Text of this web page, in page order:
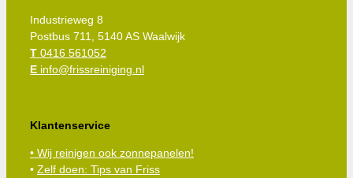
Industrieweg 8
Postbus 711, 5140 AS Waalwijk
T 0416 561052
E info@frissreiniging.nl
Klantenservice
• Wij reinigen ook zonnepanelen!
• Zelf doen: Tips van Friss